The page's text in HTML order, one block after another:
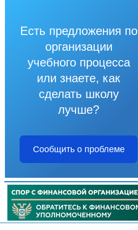
Есть предложения по
организации
учебного процесса
или знаете, как
сделать школу
лучше?
Сообщить о проблеме